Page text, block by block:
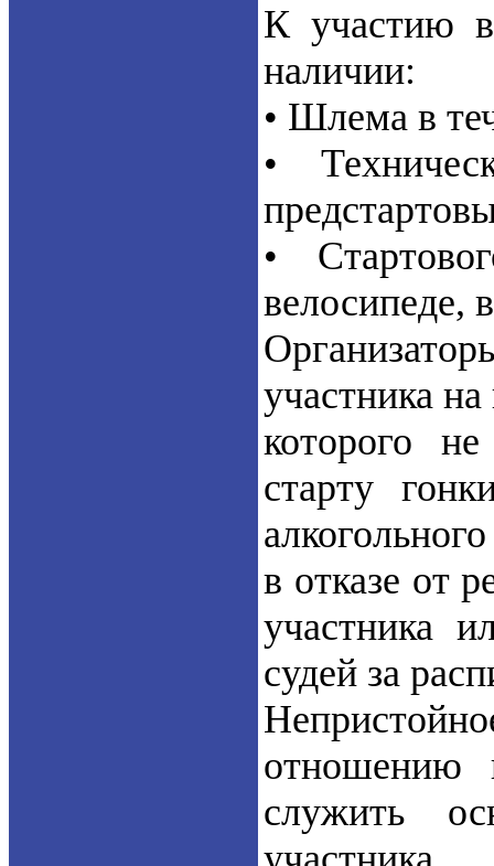
К участию в
наличии:
• Шлема в
•
•
велосипеде,
участника
которого
старту
в отказе от
участника
судей за
отношению
служить